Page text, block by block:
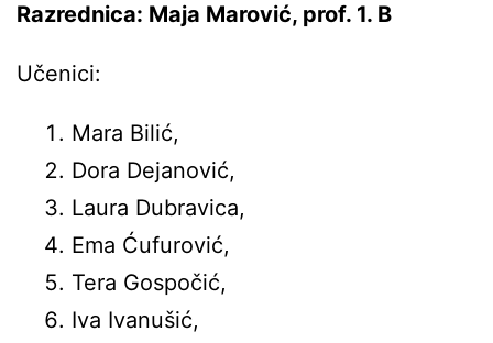
Razrednica: Maja Marović, prof. 1. B
Učenici:
Mara Bilić,
Dora Dejanović,
Laura Dubravica,
Ema Ćufurović,
Tera Gospočić,
Iva Ivanušić,